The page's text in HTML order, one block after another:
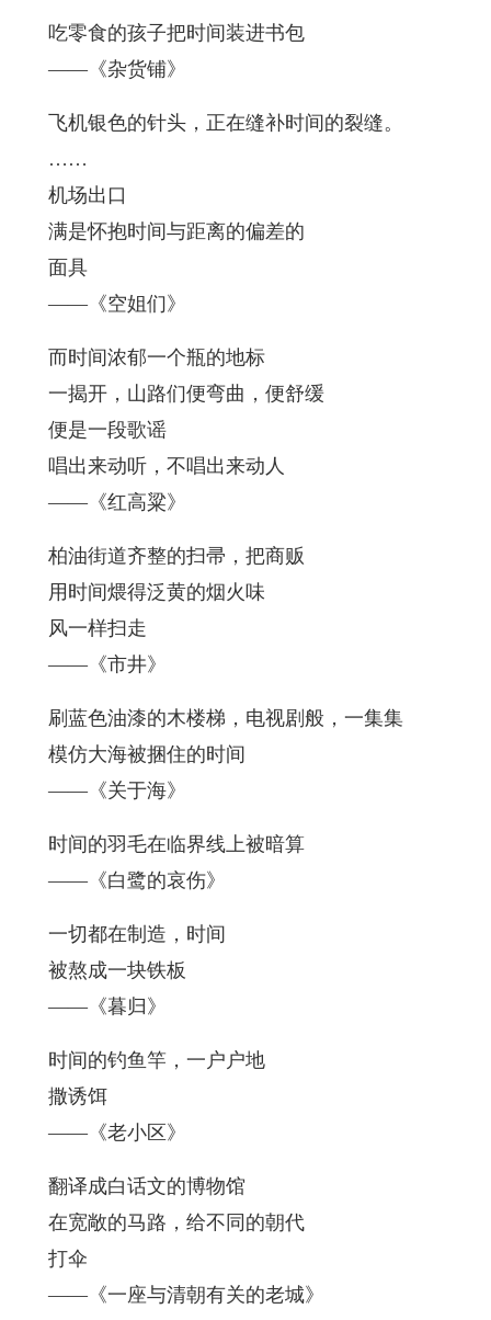
吃零食的孩子把时间装进书包
——《杂货铺》
飞机银色的针头，正在缝补时间的裂缝。
……
机场出口
满是怀抱时间与距离的偏差的
面具
——《空姐们》
而时间浓郁一个瓶的地标
一揭开，山路们便弯曲，便舒缓
便是一段歌谣
唱出来动听，不唱出来动人
——《红高粱》
柏油街道齐整的扫帚，把商贩
用时间煨得泛黄的烟火味
风一样扫走
——《市井》
刷蓝色油漆的木楼梯，电视剧般，一集集
模仿大海被捆住的时间
——《关于海》
时间的羽毛在临界线上被暗算
——《白鹭的哀伤》
一切都在制造，时间
被熬成一块铁板
——《暮归》
时间的钓鱼竿，一户户地
撒诱饵
——《老小区》
翻译成白话文的博物馆
在宽敞的马路，给不同的朝代
打伞
——《一座与清朝有关的老城》